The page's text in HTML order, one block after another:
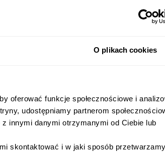
O plikach cookies
oferować funkcje społecznościowe i
udostępniamy partnerom
innymi danymi otrzymanymi od Ciebie lub
skontaktować i w jaki sposób